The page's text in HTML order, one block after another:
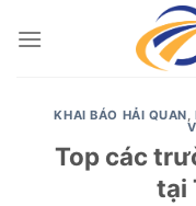
KHAI BÁO HẢI QUAN,
Top các
tại